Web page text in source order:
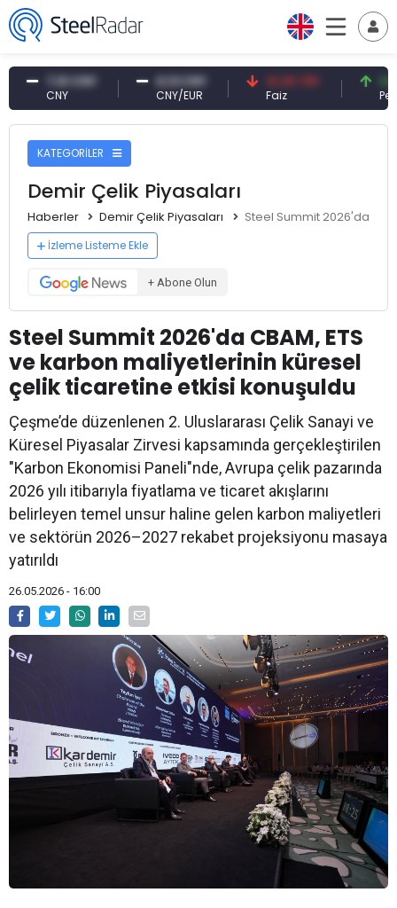
7,10 CNY 0,13 CNY
CNY/EUR
41,30 TRY
Faiz
83,79 USD
KATEGORİLER
Demir Çelik Piyasaları
Haberler Demir Çelik Piyasaları Steel Summit 2026'da
İzleme Listeme Ekle
+ Abone Olun
Steel Summit 2026'da CBAM, ETS
ve karbon maliyetlerinin küresel
çelik ticaretine etkisi konuşuldu
Çeşme’de düzenlenen 2. Uluslararası Çelik Sanayi ve
Küresel Piyasalar Zirvesi kapsamında gerçekleştirilen
"Karbon Ekonomisi Paneli"nde, Avrupa çelik pazarında
2026 yılı itibarıyla fiyatlama ve ticaret akışlarını
belirleyen temel unsur haline gelen karbon maliyetleri
ve sektörün 2026–2027 rekabet projeksiyonu masaya
yatırıldı
26.05.2026 - 16:00